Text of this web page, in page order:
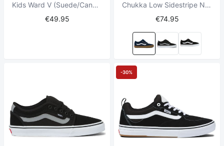
Kids Ward V (Suede/Canvas) Black/White
€49.95
Chukka Low Sidestripe Navy/Gum
€74.95
-30%